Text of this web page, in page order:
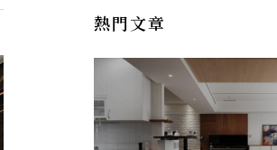
熱門文章